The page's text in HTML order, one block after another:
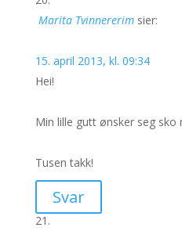
Marita Tvinnererim sier:
15. april 2013, kl. 09:34
Hei!
Min lille gutt ønsker seg sko
Tusen takk!
Svar